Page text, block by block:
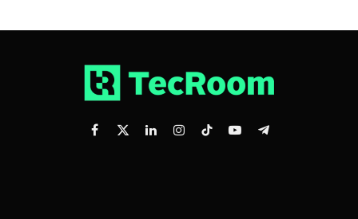
Facebook
X
LinkedInInstagram
TikTokYouTubeTelegram